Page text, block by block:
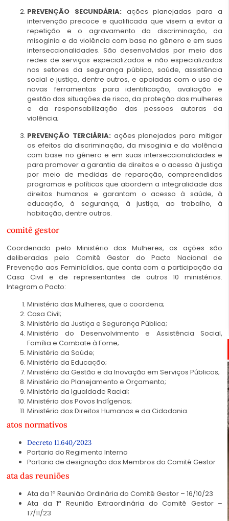
PREVENÇÃO SECUNDÁRIA: ações planejadas para a
intervenção precoce e qualificada que visem a evitar a
repetição e o agravamento da discriminação, da
misoginia e da violência com base no gênero e em suas
interseccionalidades. São desenvolvidas por meio das
redes de serviços especializados e não especializados
nos setores da segurança pública, saúde, assistência
social e justiça, dentre outros, e apoiadas com o uso de
novas ferramentas para identificação, avaliação e
gestão das situações de risco, da proteção das mulheres
e da responsabilização das pessoas autoras da
violência;
PREVENÇÃO TERCIÁRIA: ações planejadas para mitigar
os efeitos da discriminação, da misoginia e da violência
com base no gênero e em suas interseccionalidades e
para promover a garantia de direitos e o acesso à justiça
por meio de medidas de reparação, compreendidos
programas e políticas que abordem a integralidade dos
direitos humanos e garantam o acesso à saúde, à
educação, à segurança, à justiça, ao trabalho, à
habitação, dentre outros.
comitê gestor
Coordenado pelo Ministério das Mulheres, as ações são
deliberadas pelo Comitê Gestor do Pacto Nacional de
Prevenção aos Feminicídios, que conta com a participação da
Casa Civil e de representantes de outros 10 ministérios.
Integram o Pacto:
Ministério das Mulheres, que o coordena;
Casa Civil;
Ministério da Justiça e Segurança Pública;
Ministério do Desenvolvimento e Assistência Social,
Família e Combate à Fome;
Ministério da Saúde;
Ministério da Educação;
Ministério da Gestão e da Inovação em Serviços Públicos;
Ministério do Planejamento e Orçamento;
Ministério da Igualdade Racial;
Ministério dos Povos Indígenas;
Ministério dos Direitos Humanos e da Cidadania.
atos normativos
Decreto 11.640/2023
Portaria do Regimento Interno
Portaria de designação dos Membros do Comitê Gestor
ata das reuniões
Ata da 1ª Reunião Ordinária do Comitê Gestor – 16/10/23
Ata da 1ª Reunião Extraordinária do Comitê Gestor –
17/11/23